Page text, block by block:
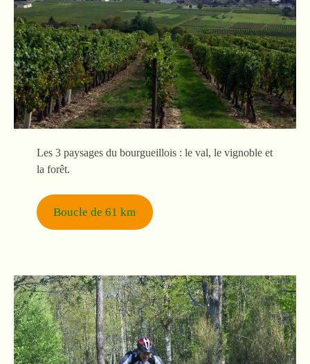
Les 3 paysages du bourgueillois : le val, le vignoble et
la forêt.
Boucle de 61 km